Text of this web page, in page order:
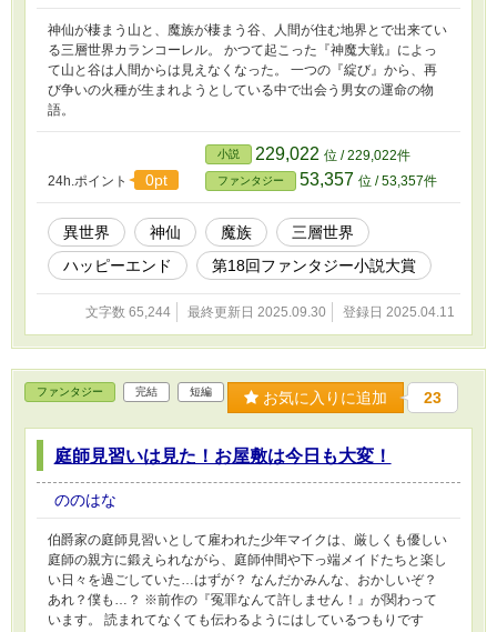
神仙が棲まう山と、魔族が棲まう谷、人間が住む地界とで出来てい
る三層世界カランコーレル。 かつて起こった『神魔大戦』によっ
て山と谷は人間からは見えなくなった。 一つの『綻び』から、再
び争いの火種が生まれようとしている中で出会う男女の運命の物
語。
24h.ポイント 0pt
小説 229,022 位 / 229,022件
ファンタジー 53,357 位 / 53,357件
異世界 神仙 魔族
三層世界
ハッピーエンド
第18回ファンタジー小説大賞
文字数 65,244 最終更新日 2025.09.30 登録日 2025.04.11
ファンタジー 完結 短編 お気に入りに追加 23
庭師見習いは見た！お屋敷は今日も大変！
ののはな
伯爵家の庭師見習いとして雇われた少年マイクは、厳しくも優しい
庭師の親方に鍛えられながら、庭師仲間や下っ端メイドたちと楽し
い日々を過ごしていた…はずが？ なんだかみんな、おかしいぞ？
あれ？僕も…？ ※前作の『冤罪なんて許しません！』が関わって
います。 読まれてなくても伝わるようにはしているつもりです